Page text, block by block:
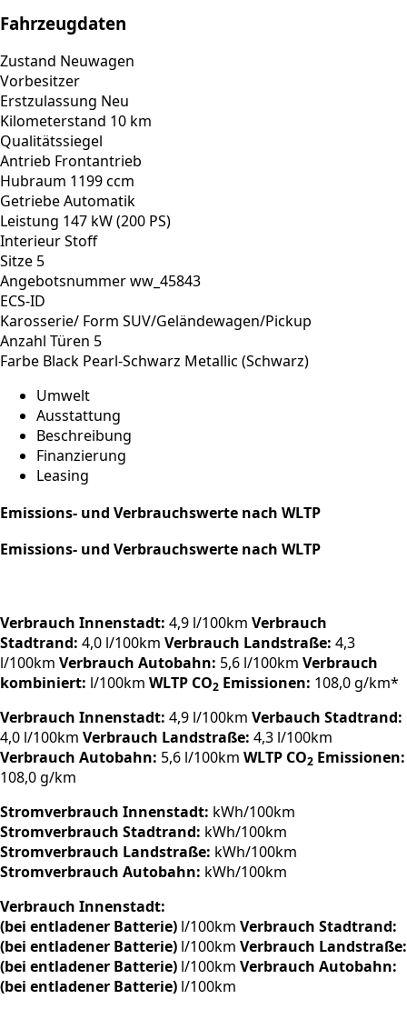
Fahrzeugdaten
Zustand Neuwagen
Vorbesitzer
Erstzulassung Neu
Kilometerstand 10 km
Qualitätssiegel
Antrieb Frontantrieb
Hubraum 1199 ccm
GetriebeAutomatik
Leistung 147 kW (200 PS)
InterieurStoff
Sitze 5
Angebotsnummerww_45843
ECS-ID
Karosserie/ Form SUV/Geländewagen/Pickup
Anzahl Türen 5
Farbe Black Pearl-Schwarz Metallic (Schwarz)
Umwelt
Ausstattung
Beschreibung
Finanzierung
Leasing
Emissions- und Verbrauchswerte nach WLTP
Emissions- und Verbrauchswerte nach WLTP
Verbrauch Innenstadt: 4,9 l/100km Verbrauch
Stadtrand: 4,0 l/100km Verbrauch Landstraße: 4,3
l/100km Verbrauch Autobahn: 5,6 l/100km Verbrauch
kombiniert: l/100km WLTP CO2 Emissionen: 108,0 g/km*
Verbrauch Innenstadt: 4,9 l/100km Verbauch Stadtrand:
4,0 l/100km Verbrauch Landstraße: 4,3 l/100km
Verbrauch Autobahn: 5,6 l/100km WLTP CO2 Emissionen:
108,0 g/km
Stromverbrauch Innenstadt: kWh/100km
Stromverbrauch Stadtrand: kWh/100km
Stromverbrauch Landstraße: kWh/100km
Stromverbrauch Autobahn: kWh/100km
Verbrauch Innenstadt:
(bei entladener Batterie) l/100km Verbrauch Stadtrand:
(bei entladener Batterie) l/100km Verbrauch Landstraße:
(bei entladener Batterie) l/100km Verbrauch Autobahn:
(bei entladener Batterie) l/100km